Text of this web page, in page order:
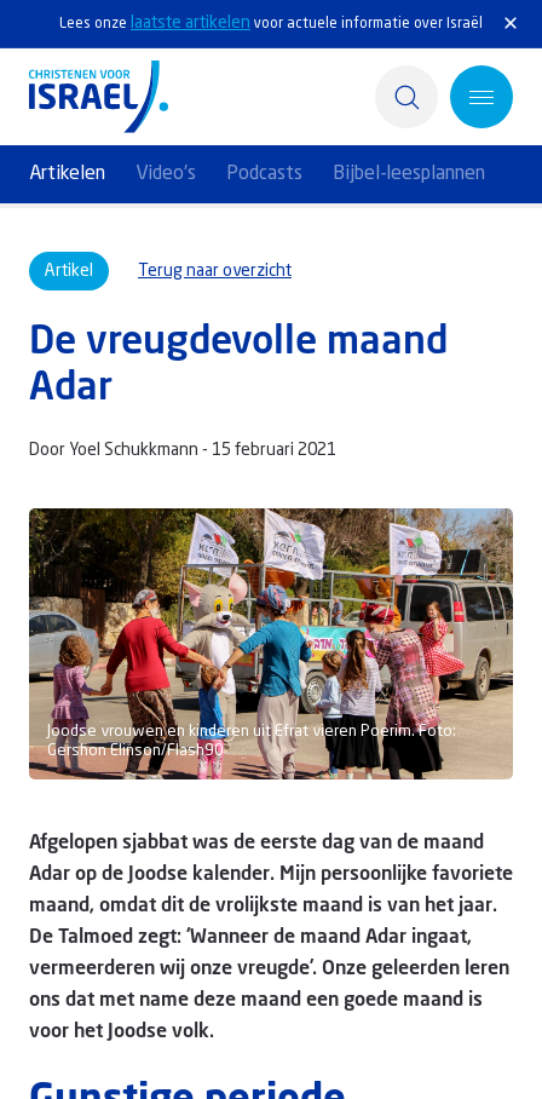
Lees onze laatste artikelen voor actuele informatie over Israël
Artikelen Video's Podcasts Bijbel-leesplannen
Actief
Ontdek
Steun Israël
Kennisbank
Doneer
Artikel Terug naar overzicht
De vreugdevolle maand
Adar
Door Yoel Schukkmann - 15 februari 2021
Joodse vrouwen en kinderen uit Efrat vieren Poerim. Foto:
Gershon Elinson/Flash90
Afgelopen sjabbat was de eerste dag van de maand
Adar op de Joodse kalender. Mijn persoonlijke favoriete
maand, omdat dit de vrolijkste maand is van het jaar.
De Talmoed zegt: ‘Wanneer de maand Adar ingaat,
vermeerderen wij onze vreugde’. Onze geleerden leren
ons dat met name deze maand een goede maand is
voor het Joodse volk.